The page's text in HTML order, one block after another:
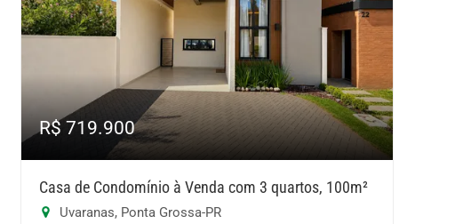
R$ 719.900
Casa de Condomínio à Venda com 3 quartos, 100m²
Uvaranas, Ponta Grossa-PR